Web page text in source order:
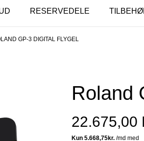
RESERVEDELE
GP-3 DIGITAL FLYGEL
Roland
22.675,00